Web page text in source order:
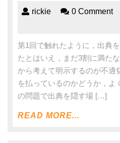
rickie 0 Comment
第1回で触れたように，出典
たとはいえ，まだ3割に満た
から考えて明示するのが不適
を払っているのかどうか，よ
の問題で出典を隠す場 […]
READ MORE...